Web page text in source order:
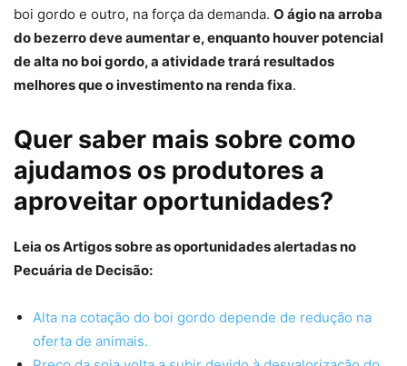
boi gordo e outro, na força da demanda. O ágio na arroba
do bezerro deve aumentar e, enquanto houver potencial
de alta no boi gordo, a atividade trará resultados
melhores que o investimento na renda fixa.
Quer saber mais sobre como
ajudamos os produtores a
aproveitar oportunidades?
Leia os Artigos sobre as oportunidades alertadas no
Pecuária de Decisão:
Alta na cotação do boi gordo depende de redução na
oferta de animais.